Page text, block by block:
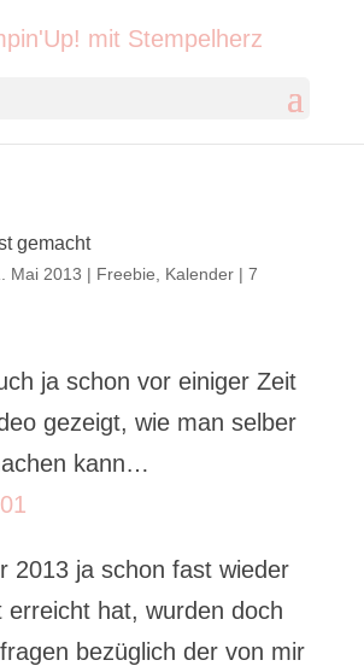
gemacht
Mai 2013 | Freebie Kalender| 7
ja schon vor einiger Zeit
gezeigt, wie man selber
kann…
2013 ja schon fast wieder
erreicht hat, wurden doch
bezüglich der von mir